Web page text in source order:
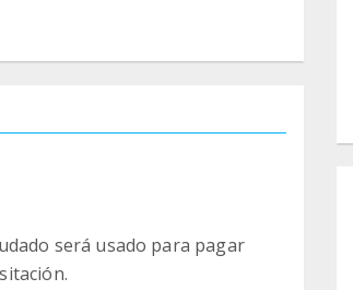
será usado para pagar